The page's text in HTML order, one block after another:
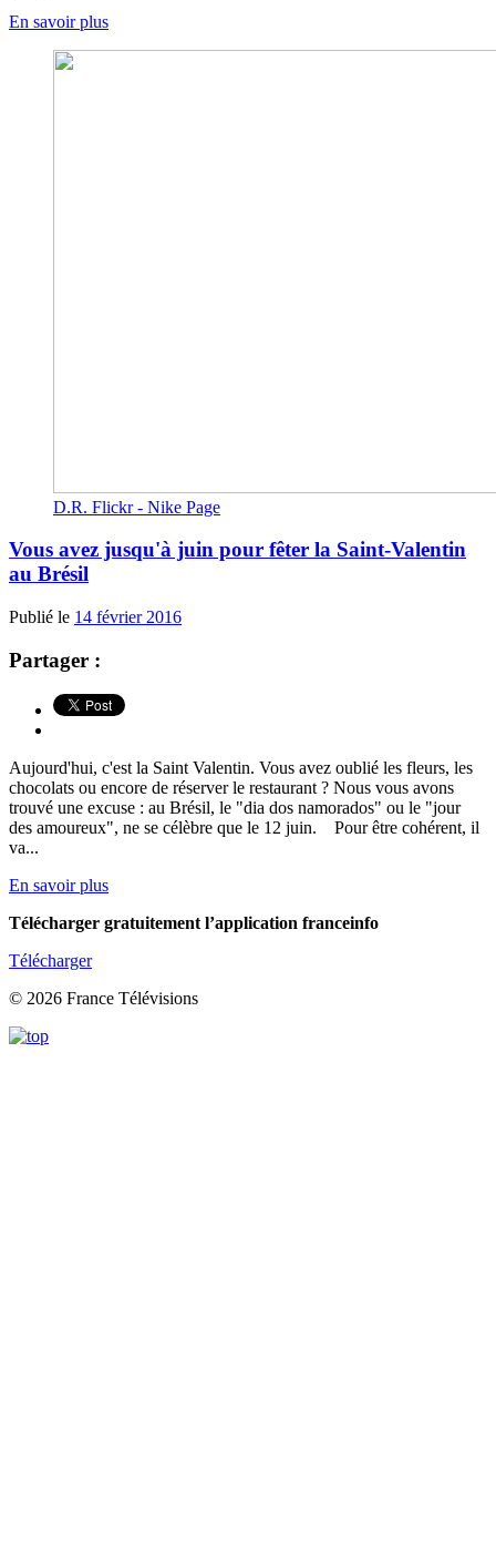
En savoir plus
D.R. Flickr - Nike Page
Vous avez jusqu'à juin pour fêter la Saint-Valentin
au Brésil
Publié le 14 février 2016
Partager :
Aujourd'hui, c'est la Saint Valentin. Vous avez oublié les fleurs, les
chocolats ou encore de réserver le restaurant ? Nous vous avons
trouvé une excuse : au Brésil, le "dia dos namorados" ou le "jour
des amoureux", ne se célèbre que le 12 juin. Pour être cohérent, il
va...
En savoir plus
Télécharger gratuitement l’application franceinfo
Télécharger
© 2026 France Télévisions